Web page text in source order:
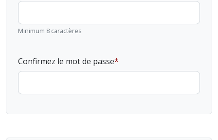
Minimum 8 caractères
Confirmez le mot de passe